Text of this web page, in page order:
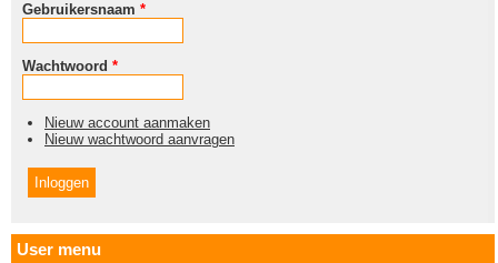
Gebruikersnaam *
Wachtwoord *
Nieuw account aanmaken
Nieuw wachtwoord aanvragen
User menu